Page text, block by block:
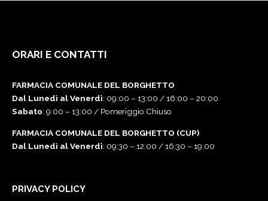
ORARI E CONTATTI
FARMACIA COMUNALE DEL BORGHETTO
Dal Lunedì al Venerdì: 09:00 – 13:00 / 16:00 – 20:00
Sabato: 9:00 – 13:00 / Pomeriggio Chiuso
FARMACIA COMUNALE DEL BORGHETTO (CUP)
Dal Lunedì al Venerdì: 09:30 – 12:00 / 16:30 – 19:00
PRIVACY POLICY